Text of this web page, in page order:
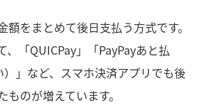
をまとめて後日支払う方式です。
、「QUICPay」「PayPayあと払
」など、スマホ決済アプリでも後
のが増えています。